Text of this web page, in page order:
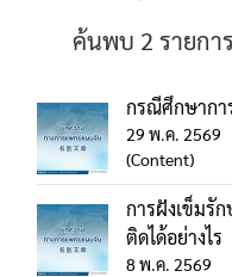
ค้นพบ 2 รายกา
กรณีศึกษากา
29 พ.ค. 2569
(Content)
การฝังเข็มรั
ติดได้อย่างไร
8 พ.ค. 2569